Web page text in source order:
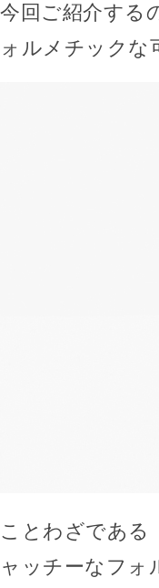
今回ご紹介する
ォルメチックな
ことわざである
ャッチーなフォ